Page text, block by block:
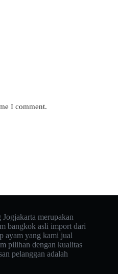
I comment.
Jogjakarta merupakan
bangkok asli import dari
ayam yang kami jual
pilihan dengan kualitas
pelanggan adalah